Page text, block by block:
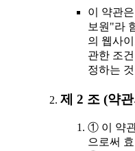
이 약관
보원"라
의 웹사
관한 조
정하는
제 2 조 (약
① 이 약
으로써